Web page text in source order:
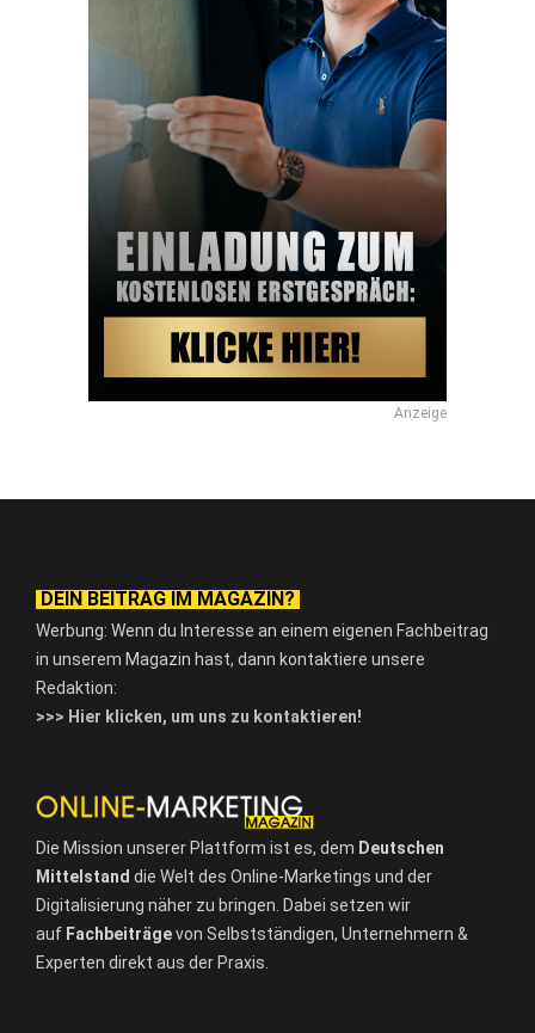
Anzeige
DEIN BEITRAG IM MAGAZIN?
Werbung: Wenn du Interesse an einem eigenen Fachbeitrag
in unserem Magazin hast, dann kontaktiere unsere
Redaktion:
>>> Hier klicken, um uns zu kontaktieren!
Die Mission unserer Plattform ist es, dem Deutschen
Mittelstand die Welt des Online-Marketings und der
Digitalisierung näher zu bringen. Dabei setzen wir
auf Fachbeiträgevon Selbstständigen, Unternehmern &
Experten direkt aus der Praxis.